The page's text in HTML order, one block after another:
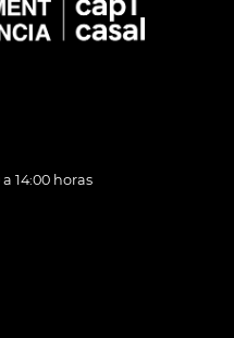
14:00 horas